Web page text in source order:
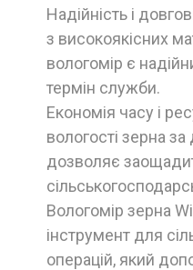
Надійність і
з високоякісних
вологомір є
термін служби.
Економія часу і
вологості зерна
дозволяє
Вологомір зерна
інструмент для
операцій, який